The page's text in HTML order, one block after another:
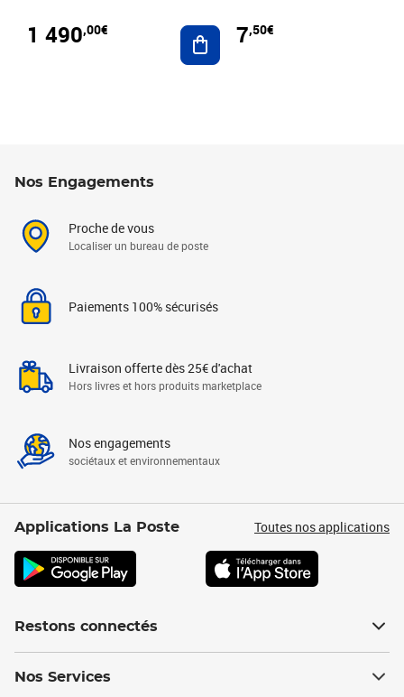
1 490,00€ Ajouter au panier
7,50€
Nos Engagements
Proche de vous
Localiser un bureau de poste
Paiements 100% sécurisés
Livraison offerte dès 25€ d'achat
Hors livres et hors produits marketplace
Nos engagements
sociétaux et environnementaux
Applications La Poste Toutes nos applications
Restons connectés
Nos Services